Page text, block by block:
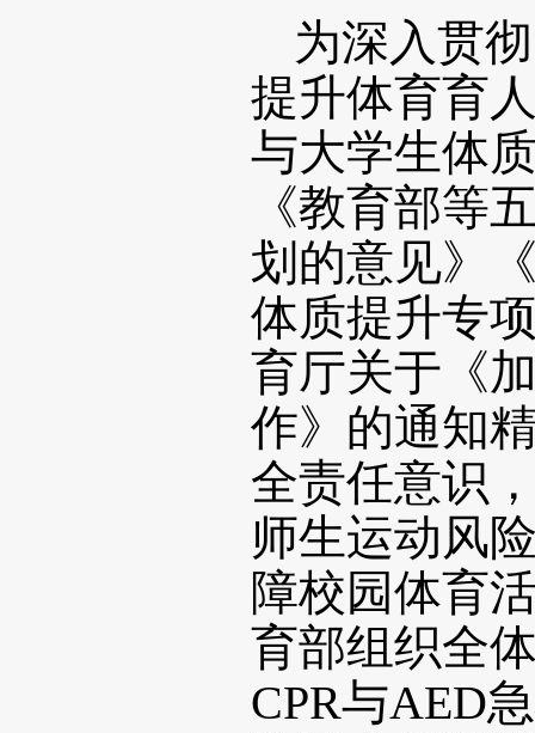
为深入贯
提升体育育
与大学生体
《教育部等
划的意见》
体质提升专
育厅关于《
作》的通知
全责任意识
师生运动风
障校园体育
育部组织全
CPR与AED